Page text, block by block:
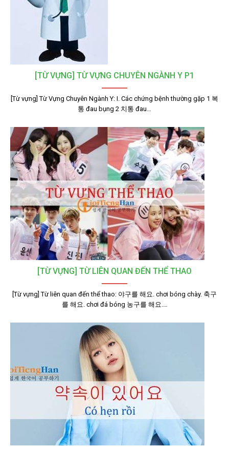
[TỪ VỰNG] TỪ VỰNG CHUYÊN NGÀNH Y P1
[Từ vựng] Từ Vựng Chuyên Ngành Y: I. Các chứng bệnh thường gặp 1 복
통 đau bụng 2 치통 đau…
[TỪ VỰNG] TỪ LIÊN QUAN ĐẾN THỂ THAO
[Từ vựng] Từ liên quan đến thể thao: 야구를 해요. chơi bóng chày. 축구
를 해요. chơi đá bóng 농구를 해요.…